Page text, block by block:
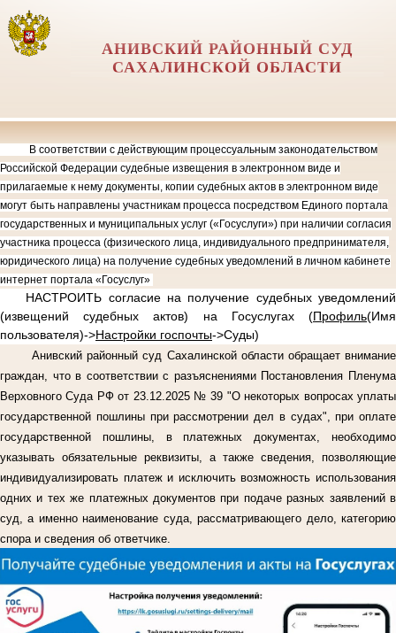
АНИВСКИЙ РАЙОННЫЙ СУД
САХАЛИНСКОЙ ОБЛАСТИ
В соответствии с действующим процессуальным законодательством
Российской Федерации судебные извещения в электронном виде и
прилагаемые к нему документы, копии судебных актов в электронном виде
могут быть направлены участникам процесса посредством Единого портала
государственных и муниципальных услуг («Госуслуги») при наличии согласия
участника процесса (физического лица, индивидуального предпринимателя,
юридического лица) на получение судебных уведомлений в личном кабинете
интернет портала «Госуслуг»
НАСТРОИТЬ согласие на получение судебных уведомлений
(извещений судебных актов) на Госуслугах (Профиль(Имя
пользователя)->Настройки госпочты->Суды)
Анивский районный суд Сахалинской области обращает внимание
граждан, что в соответствии с разъяснениями Постановления Пленума
Верховного Суда РФ от 23.12.2025 № 39 "О некоторых вопросах уплаты
государственной пошлины при рассмотрении дел в судах", при оплате
государственной пошлины, в платежных документах, необходимо
указывать обязательные реквизиты, а также сведения, позволяющие
индивидуализировать платеж и исключить возможность использования
одних и тех же платежных документов при подаче разных заявлений в
суд, а именно наименование суда, рассматривающего дело, категорию
спора и сведения об ответчике.